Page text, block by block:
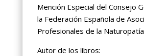
Mención Especial del Consejo
la Federación Española de
Profesionales de la
Autor de los libros: